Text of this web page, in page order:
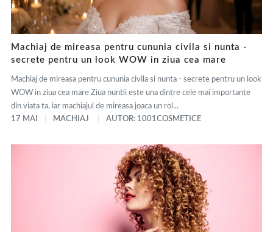
Machiaj de mireasa pentru cununia civila si nunta -
secrete pentru un look WOW in ziua cea mare
Machiaj de mireasa pentru cununia civila si nunta - secrete pentru un look
WOW in ziua cea mare Ziua nuntii este una dintre cele mai importante
din viata ta, iar machiajul de mireasa joaca un rol...
17 MAI
MACHIAJ AUTOR: 1001COSMETICE